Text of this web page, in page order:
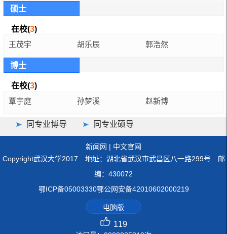
硕士
在校(3)
王茂宇
胡乐辰 郭浩然
博士
在校(3)
覃宇庭
孙梦溪 赵新博
同专业博导 同专业硕导
新闻网 | 中文官网
Copyright武汉大学2017 地址：湖北省武汉市武昌区八一路299号 邮
编：430072
鄂ICP备05003330鄂公网安备42010602000219
电脑版
119